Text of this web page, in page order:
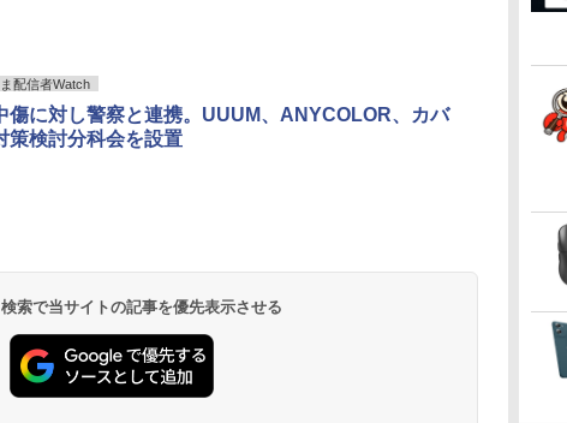
配信者Watch
傷に対し警察と連携。UUUM、ANYCOLOR、カバ
策検討分科会を設置
索で当サイトの記事を優先表示させる